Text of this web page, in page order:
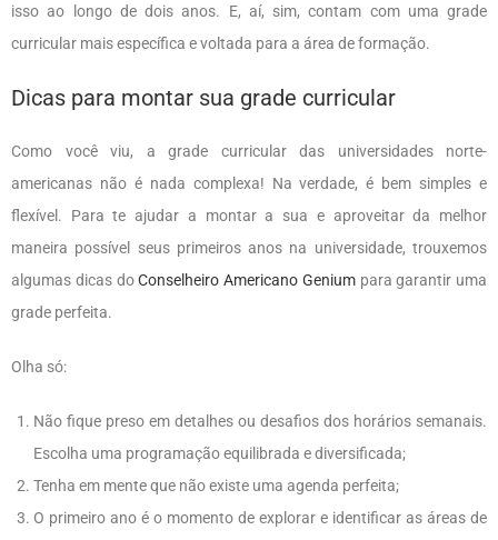
isso ao longo de dois anos. E, aí, sim, contam com uma grade
curricular mais específica e voltada para a área de formação.
Dicas para montar sua grade curricular
Como você viu, a grade curricular das universidades norte-
americanas não é nada complexa! Na verdade, é bem simples e
flexível. Para te ajudar a montar a sua e aproveitar da melhor
maneira possível seus primeiros anos na universidade, trouxemos
algumas dicas doConselheiro Americano Genium para garantir uma
grade perfeita.
Olha só:
Não fique preso em detalhes ou desafios dos horários semanais.
Escolha uma programação equilibrada e diversificada;
Tenha em mente que não existe uma agenda perfeita;
O primeiro ano é o momento de explorar e identificar as áreas de